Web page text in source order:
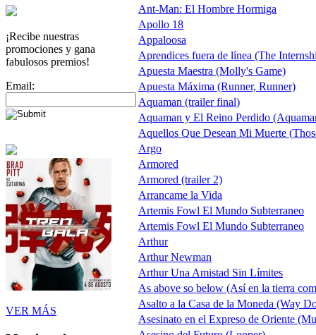
¡Recibe nuestras
promociones y gana
fabulosos premios!
Email:
VER MÁS
Ant-Man: El Hombre Hormiga
Apollo 18
Appaloosa
Aprendices fuera de línea (The
Apuesta Maestra (Molly's Game)
Apuesta Máxima (Runner, Runner)
Aquaman (trailer final)
Aquaman y El Reino Perdido
Aquellos Que Desean Mi Muerte
Argo
Armored
Armored (trailer 2)
Arrancame la Vida
Artemis Fowl El Mundo Subterraneo
Artemis Fowl El Mundo Subterraneo
Arthur
Arthur Newman
Arthur Una Amistad Sin Límites
As above so below (Así en la tierra
Asalto a la Casa de la Moneda (Way
Asesinato en el Expreso de Oriente